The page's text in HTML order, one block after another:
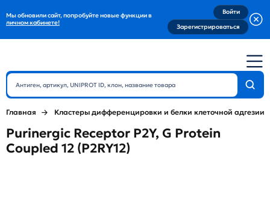
Мы обновили сайт, попробуйте новые функции в
личном кабинете!
Войти
Зарегистрироваться
Главная Кластеры дифференцировки и белки клеточной адгезии
Purinergic Receptor P2Y, G Protein
Coupled 12 (P2RY12)